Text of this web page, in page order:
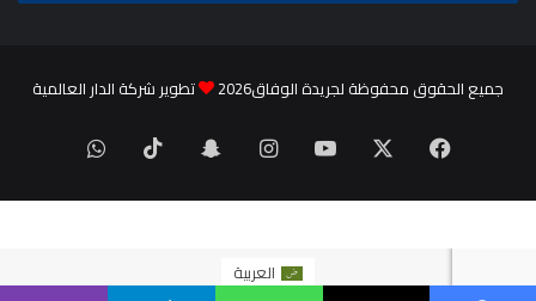
جميع الحقوق محفوظة لجريدة الوفاق2026 تطوير شركة الدار العالمية
فيسبوك ‫YouTubeانستقرامسناب
تشات
‫TikTokواتساب
العربية